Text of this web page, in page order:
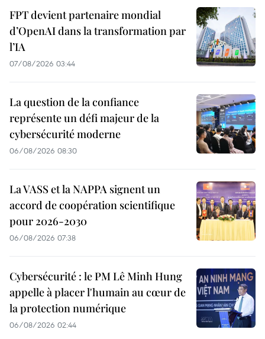
FPT devient partenaire mondial
d’OpenAI dans la transformation par
l’IA
07/08/2026 03:44
La question de la confiance
représente un défi majeur de la
cybersécurité moderne
06/08/2026 08:30
La VASS et la NAPPA signent un
accord de coopération scientifique
pour 2026-2030
06/08/2026 07:38
Cybersécurité : le PM Lê Minh Hung
appelle à placer l'humain au cœur de
la protection numérique
06/08/2026 02:44